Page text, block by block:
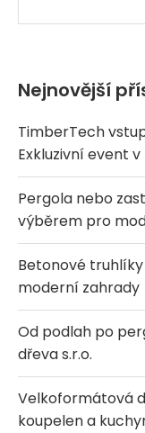
Nejnovější
TimberTech
Exkluzivní event
Pergola nebo
výběrem pro
Betonové
moderní zahrady
Od podlah po
dřeva s.r.o.
Velkoformátová
koupelen a